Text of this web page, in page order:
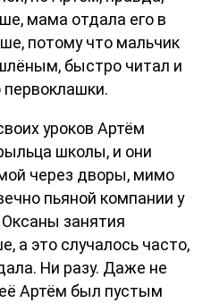
мама отдала его в
потому что мальчик
быстро читал и
уроков Артём
школы, и они
через дворы, мимо
пьяной компании у
занятия
а это случалось часто,
Ни разу. Даже не
Артём был пустым